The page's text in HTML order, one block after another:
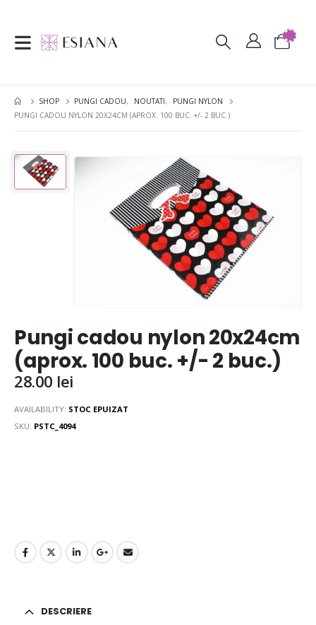
SHOP PUNGI CADOU, NOUTATI,
PUNGI NYLON
PUNGI CADOU NYLON 20X24CM (APROX. 100 BUC. +/- 2 BUC.)
Pungi cadou nylon 20x24cm
(aprox. 100 buc. +/- 2 buc.)
28.00 lei
AVAILABILITY: STOC EPUIZAT
SKU: PSTC_4094
DESCRIERE